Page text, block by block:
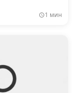
1 мин